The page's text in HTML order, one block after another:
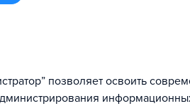
позволяет освоить